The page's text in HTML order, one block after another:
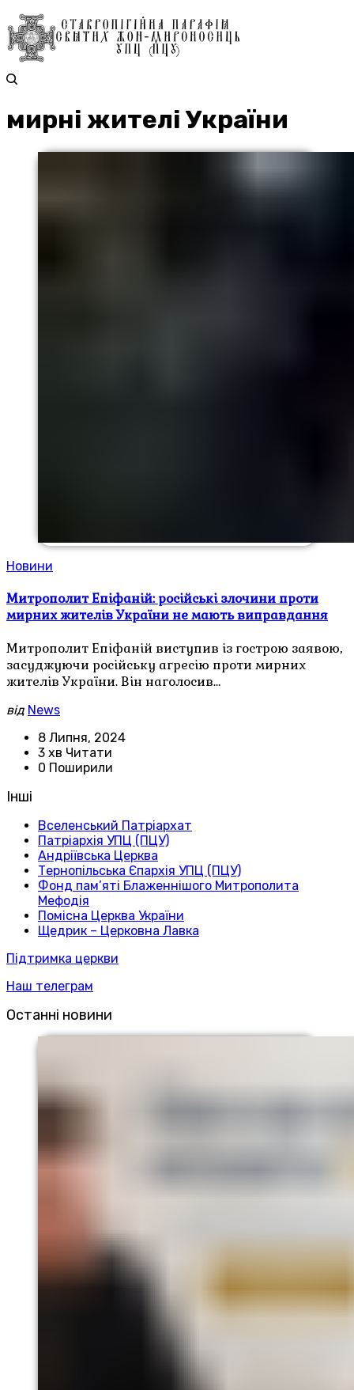
мирні жителі України
Новини
Митрополит Епіфаній: російські злочини проти
мирних жителів України не мають виправдання
Митрополит Епіфаній виступив із гострою заявою,
засуджуючи російську агресію проти мирних
жителів України. Він наголосив…
від News
8 Липня, 2024
3 хв Читати
0 Поширили
Інші
Вселенський Патріархат
Патріархія УПЦ (ПЦУ)
Андріївська Церква
Тернопільська Єпархія УПЦ (ПЦУ)
Фонд пам’яті Блаженнішого Митрополита
Мефодія
Помісна Церква України
Щедрик – Церковна Лавка
Підтримка церкви
Наш телеграм
Останні новини